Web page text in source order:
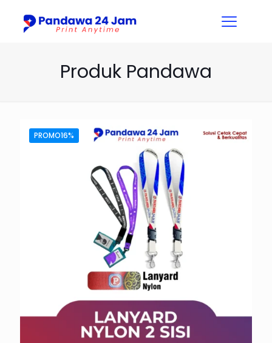
Produk Pandawa
PROMO16%